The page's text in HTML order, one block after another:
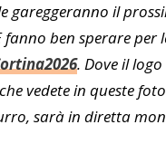
gareggeranno il
fanno ben sperare per
. Dove il
vedete in queste
sarà in diretta